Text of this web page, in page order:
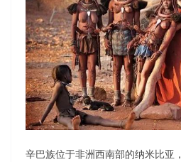
辛巴族位于非洲西南部的纳米比亚